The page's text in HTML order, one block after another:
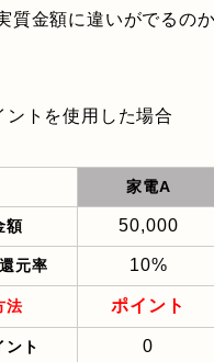
質金額に違いがでるの
ントを使用した場合
家電A
額 50,000
元率 10%
法 ポイント
ント 0